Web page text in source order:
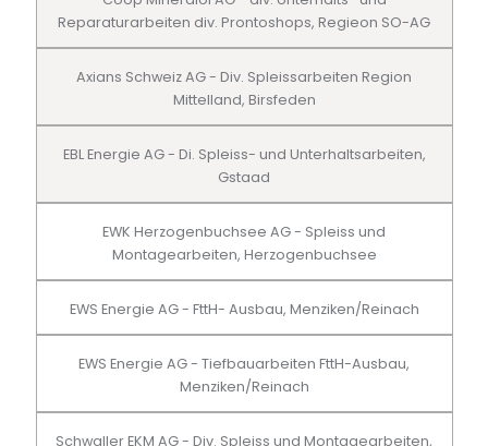
Reparaturarbeiten div. Prontoshops, Regieon SO-AG
Axians Schweiz AG - Div. Spleissarbeiten Region
Mittelland, Birsfeden
EBL Energie AG - Di. Spleiss- und Unterhaltsarbeiten,
Gstaad
EWK Herzogenbuchsee AG - Spleiss und
Montagearbeiten, Herzogenbuchsee
EWS Energie AG - FttH- Ausbau, Menziken/Reinach
EWS Energie AG - Tiefbauarbeiten FttH-Ausbau,
Menziken/Reinach
Schwaller EKM AG - Div. Spleiss und Montagearbeiten,